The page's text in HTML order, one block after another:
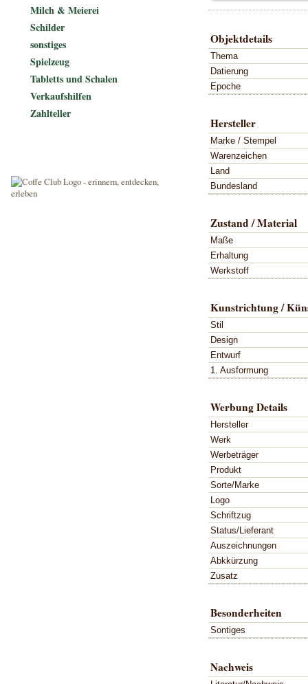
Objektdetails
Thema
Datierung
Epoche
Hersteller
Marke / Stempel
Warenzeichen
Land
Bundesland
Zustand / Material
Maße
Erhaltung
Werkstoff
Kunstrichtung /
Stil
Design
Entwurf
1. Ausformung
Werbung Details
Hersteller
Werk
Werbeträger
Produkt
Sorte/Marke
Logo
Schriftzug
Status/Lieferant
Auszeichnungen
Abkkürzung
Zusatz
Besonderheiten
Sontiges
Nachweis
Milch & Meierei
Schilder
sonstiges
Spielzeug
Tabletts und Schalen
Verkaufshilfen
Zahlteller